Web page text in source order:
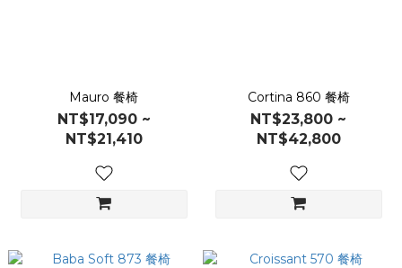
Mauro 餐椅
NT$17,090 ~
NT$21,410
Cortina 860 餐椅
NT$23,800 ~
NT$42,800